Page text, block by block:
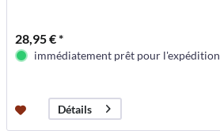
28,95 € *
immédiatement prêt pour l'expédition
Détails